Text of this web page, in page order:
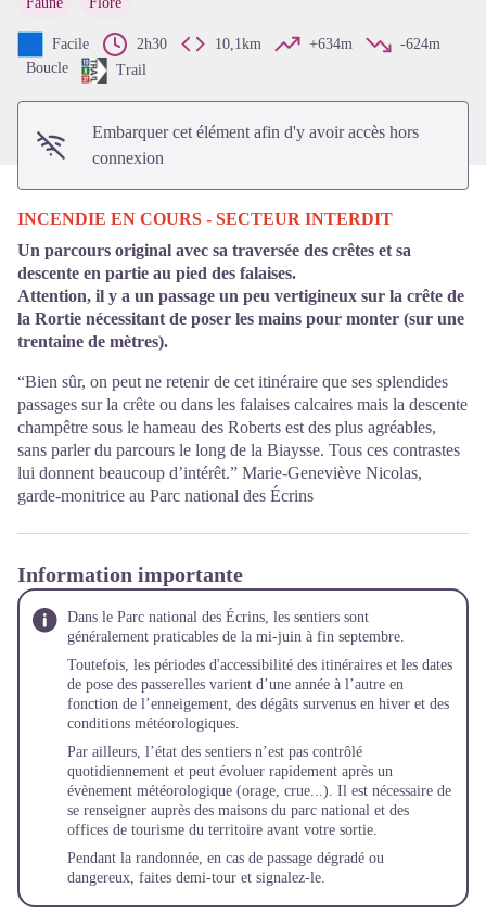
Facile 2h30 10,1km +634m
-624m
Boucle
Trail
Embarquer cet élément afin d'y avoir accès hors
connexion
INCENDIE EN COURS - SECTEUR INTERDIT
Un parcours original avec sa traversée des crêtes et sa
descente en partie au pied des falaises.
Attention, il y a un passage un peu vertigineux sur la crête de
la Rortie nécessitant de poser les mains pour monter (sur une
trentaine de mètres).
“Bien sûr, on peut ne retenir de cet itinéraire que ses splendides
passages sur la crête ou dans les falaises calcaires mais la descente
champêtre sous le hameau des Roberts est des plus agréables,
sans parler du parcours le long de la Biaysse. Tous ces contrastes
lui donnent beaucoup d’intérêt.” Marie-Geneviève Nicolas,
garde-monitrice au Parc national des Écrins
Information importante
Dans le Parc national des Écrins, les sentiers sont
généralement praticables de la mi-juin à fin septembre.
Toutefois, les périodes d'accessibilité des itinéraires et les dates
de pose des passerelles varient d’une année à l’autre en
fonction de l’enneigement, des dégâts survenus en hiver et des
conditions météorologiques.
Par ailleurs, l’état des sentiers n’est pas contrôlé
quotidiennement et peut évoluer rapidement après un
évènement météorologique (orage, crue...). Il est nécessaire de
se renseigner auprès des maisons du parc national et des
offices de tourisme du territoire avant votre sortie.
Pendant la randonnée, en cas de passage dégradé ou
dangereux, faites demi-tour et signalez-le